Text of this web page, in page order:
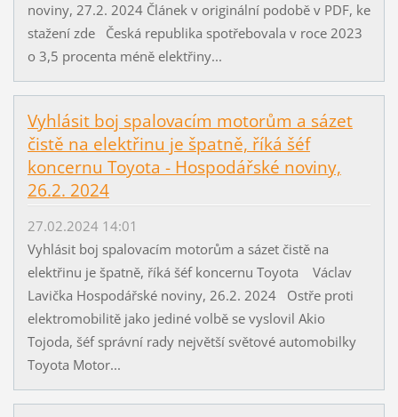
noviny, 27.2. 2024 Článek v originální podobě v PDF, ke
stažení zde Česká republika spotřebovala v roce 2023
o 3,5 procenta méně elektřiny...
Vyhlásit boj spalovacím motorům a sázet
čistě na elektřinu je špatně, říká šéf
koncernu Toyota - Hospodářské noviny,
26.2. 2024
27.02.2024 14:01
Vyhlásit boj spalovacím motorům a sázet čistě na
elektřinu je špatně, říká šéf koncernu Toyota Václav
Lavička Hospodářské noviny, 26.2. 2024 Ostře proti
elektromobilitě jako jediné volbě se vyslovil Akio
Tojoda, šéf správní rady největší světové automobilky
Toyota Motor...